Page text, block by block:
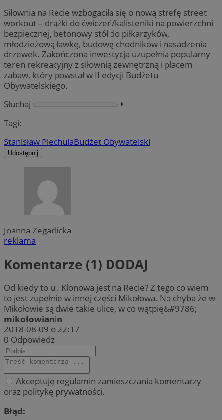
Siłownia na Recie wzbogaciła się o nową strefę street
workout – drążki do ćwiczeń/kalisteniki na powierzchni
bezpiecznej, betonowy stół do piłkarzyków,
młodzieżową ławkę, budowę chodników i nasadzenia
drzewek. Zakończona inwestycja uzupełnia popularny
teren rekreacyjny z siłownią zewnętrzną i placem
zabaw, który powstał w II edycji Budżetu
Obywatelskiego.
Słuchaj
⏵︎
Tagi:
Stanisław PiechulaBudżet Obywatelski
Udostępnij
Joanna Zegarlicka
reklama
Komentarze (1) DODAJ
Od kiedy to ul. Klonowa jest na Recie? Z tego co wiem
to jest zupełnie w innej części Mikołowa. No chyba że w
Mikołowie są dwie takie ulice, w co wątpię&#9786;
mikołowianin
2018-08-09 o 22:17
0 Odpowiedz
Akceptuję regulamin zamieszczania komentarzy
oraz politykę prywatności.
Błąd: